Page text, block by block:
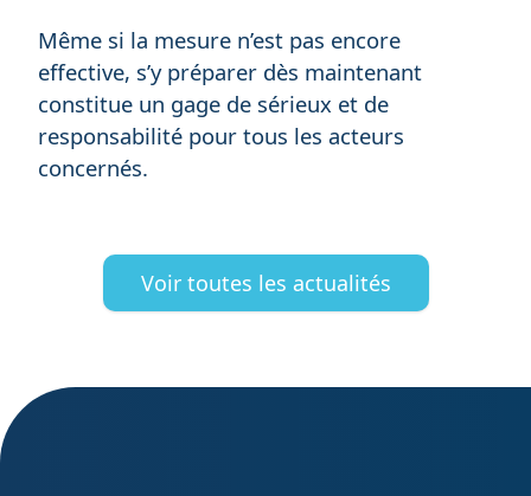
Même si la mesure n’est pas encore
effective, s’y préparer dès maintenant
constitue un gage de sérieux et de
responsabilité pour tous les acteurs
concernés.
Voir toutes les actualités